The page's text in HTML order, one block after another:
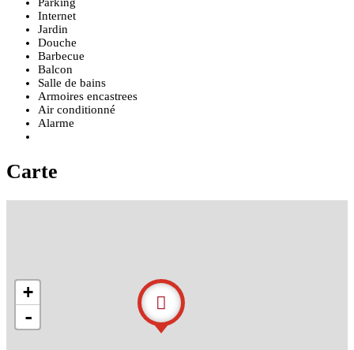
Internet
Jardin
Douche
Barbecue
Balcon
Salle de bains
Armoires encastrees
Air conditionné
Alarme
Carte
+
-